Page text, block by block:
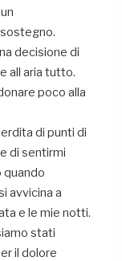
decisione di
all aria tutto.
poco alla
di punti di
di sentirmi
quando
avvicina a
e le mie notti.
stati
il dolore